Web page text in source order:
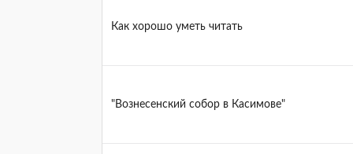
Как хорошо уметь читать
"Вознесенский собор в Касимове"